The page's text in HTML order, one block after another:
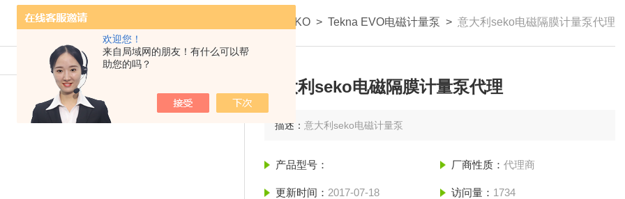
欢迎您！
来自局域网的朋友！有什么可以帮
助您的吗？
我的位置： 意大利赛高SEKO > Tekna EVO电磁计量泵 > 意大利seko电磁隔膜计量泵代理
意大利seko电磁隔膜计量泵代理
描述：意大利seko电磁计量泵
产品型号： 厂商性质： 代理商
更新时间： 2017-07-18 访问量： 1734